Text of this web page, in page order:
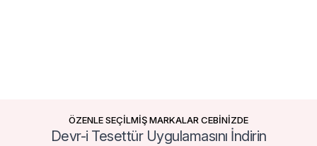
ÖZENLE SEÇİLMİŞ MARKALAR CEBİNİZDE
Devr-i Tesettür Uygulamasını İndirin